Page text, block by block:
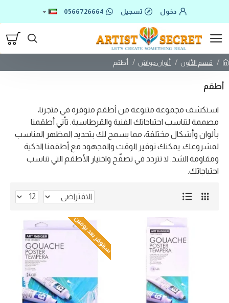
دخول تسجيل 0566726664
قسم الألون ألوان جواش أطقم
أطقم
استكشف مجموعة متنوعة من أطقم متوفرة في متجرنا،
مصممة لتناسب احتياجاتك الفنية والقرطاسية. تأتي أطقمنا
بألوان وأشكال مختلفة، مما يسمح لك بتحديد المظهر المناسب
لمشروعك. يمكنك توفير الوقت والمجهود مع أطقمنا الذكية
ومقاومة الشد. لا تتردد في تصفّح واختيار الأطقم التي تناسب
احتياجاتك.
سيتوفر بعد يومين